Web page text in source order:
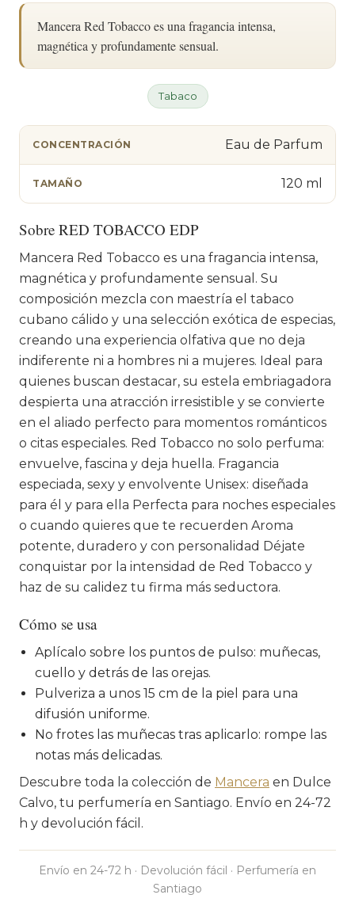
Mancera Red Tobacco es una fragancia intensa,
magnética y profundamente sensual.
Tabaco
CONCENTRACIÓN Eau de Parfum
TAMAÑO 120 ml
Sobre RED TOBACCO EDP
Mancera Red Tobacco es una fragancia intensa,
magnética y profundamente sensual. Su
composición mezcla con maestría el tabaco
cubano cálido y una selección exótica de especias,
creando una experiencia olfativa que no deja
indiferente ni a hombres ni a mujeres. Ideal para
quienes buscan destacar, su estela embriagadora
despierta una atracción irresistible y se convierte
en el aliado perfecto para momentos románticos
o citas especiales. Red Tobacco no solo perfuma:
envuelve, fascina y deja huella. Fragancia
especiada, sexy y envolvente Unisex: diseñada
para él y para ella Perfecta para noches especiales
o cuando quieres que te recuerden Aroma
potente, duradero y con personalidad Déjate
conquistar por la intensidad de Red Tobacco y
haz de su calidez tu firma más seductora.
Cómo se usa
Aplícalo sobre los puntos de pulso: muñecas,
cuello y detrás de las orejas.
Pulveriza a unos 15 cm de la piel para una
difusión uniforme.
No frotes las muñecas tras aplicarlo: rompe las
notas más delicadas.
Descubre toda la colección de Mancera en Dulce
Calvo, tu perfumería en Santiago. Envío en 24-72
h y devolución fácil.
Envío en 24-72 h · Devolución fácil · Perfumería en
Santiago